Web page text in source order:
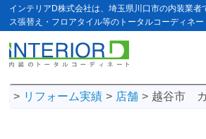
インテリアD株式会社は、埼玉県川口市の内装業者
ス張替え・フロアタイル等のトータルコーディネー
リフォーム実績 店舗 越谷市 ガ